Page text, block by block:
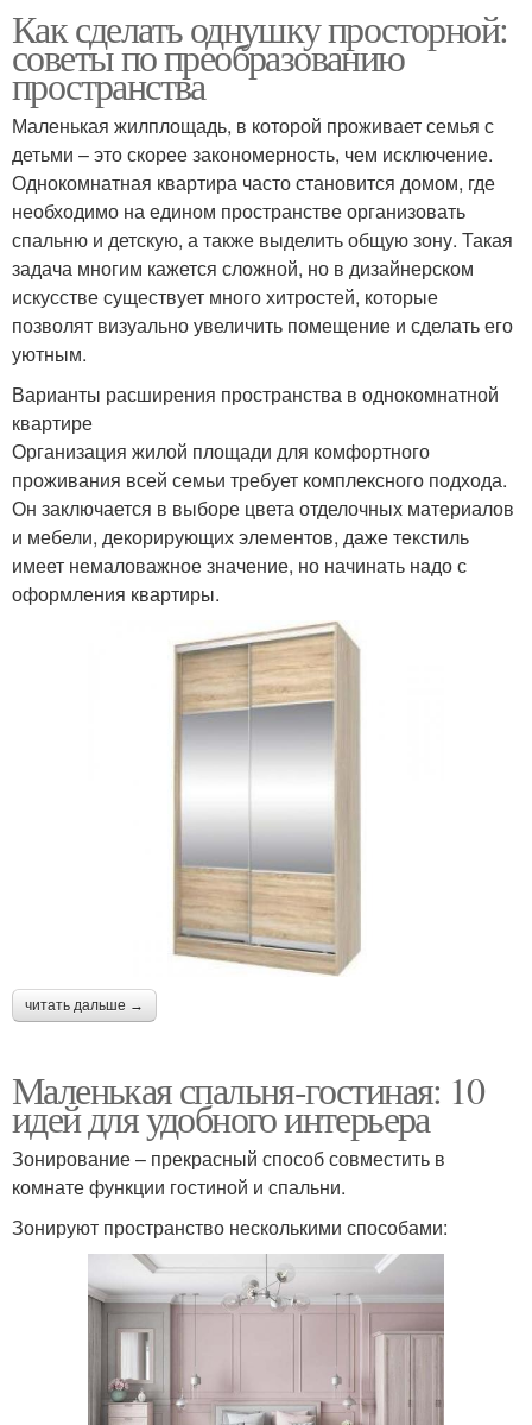
Как сделать однушку просторной:
советы по преобразованию
пространства
Маленькая жилплощадь, в которой проживает семья с
детьми – это скорее закономерность, чем исключение.
Однокомнатная квартира часто становится домом, где
необходимо на едином пространстве организовать
спальню и детскую, а также выделить общую зону. Такая
задача многим кажется сложной, но в дизайнерском
искусстве существует много хитростей, которые
позволят визуально увеличить помещение и сделать его
уютным.
Варианты расширения пространства в однокомнатной
квартире
Организация жилой площади для комфортного
проживания всей семьи требует комплексного подхода.
Он заключается в выборе цвета отделочных материалов
и мебели, декорирующих элементов, даже текстиль
имеет немаловажное значение, но начинать надо с
оформления квартиры.
читать дальше →
Маленькая спальня-гостиная: 10
идей для удобного интерьера
Зонирование – прекрасный способ совместить в
комнате функции гостиной и спальни.
Зонируют пространство несколькими способами: